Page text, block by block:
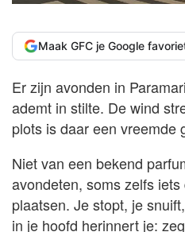
Maak GFC je Google
Er zijn avonden in
ademt in stilte. De wind
plots is daar een vreemde
Niet van een bekend
avondeten, soms zelfs
plaatsen. Je stopt, je
in je hoofd herinnert je: